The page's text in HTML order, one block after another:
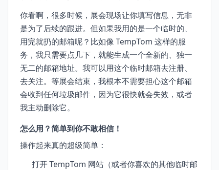
你看啊，很多时候，展会现场让你填写信息，无非
是为了后续的跟进。但如果我用的是一个临时的、
用完就扔的邮箱呢？比如像 TempTom 这样的服
务，我只需要点几下，就能生成一个全新的、独一
无二的邮箱地址。我可以用这个临时邮箱去注册、
去关注。等展会结束，我根本不需要担心这个邮箱
会收到任何垃圾邮件，因为它很快就会失效，或者
我主动删除它。
怎么用？简单到你不敢相信！
操作起来真的超级简单：
打开 TempTom 网站（或者你喜欢的其他临时邮